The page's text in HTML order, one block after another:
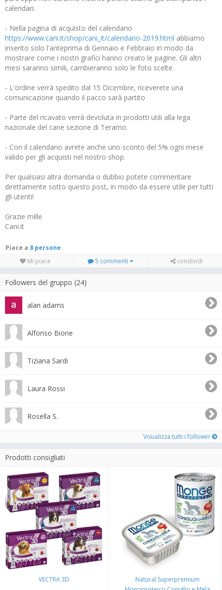
calendari.
- Nella pagina di acquisto del calendario
https://www.cani.it/shop/cani_it/calendario-2019.html abbiamo
inserito solo l'anteprima di Gennaio e Febbraio in modo da
mostrare come i nostri grafici hanno creato le pagine. Gli altri
mesi saranno simili, cambieranno solo le foto scelte.
- L'ordine verrà spedito dal 15 Dicembre, riceverete una
comunicazione quando il pacco sarà partito
- Parte del ricavato verrà devoluta in prodotti utili alla lega
nazionale del cane sezione di Teramo.
- Con il calendario avrete anche uno sconto del 5% ogni mese
valido per gli acquisti nel nostro shop.
Per qualsiasi altra domanda o dubbio potete commentare
direttamente sotto questo post, in modo da essere utile per tutti
gli utenti!
Grazie mille
Cani.it
Piace a
8 persone
Mi piace
5 commenti condividi
Followers del gruppo (24)
alan adams
Alfonso Bione
Tiziana Sardi
Laura Rossi
Rosella S.
Visualizza tutti i follower
Prodotti consigliati
VECTRA 3D
Natural Superpremium